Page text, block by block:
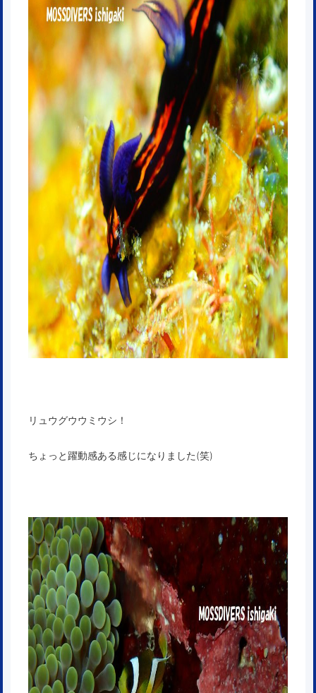
リュウグウウミウシ！
ちょっと躍動感ある感じになりました(笑)